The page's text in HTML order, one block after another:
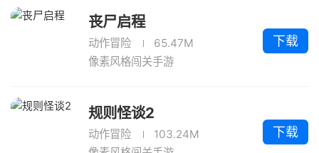
丧尸启程
动作冒险
65.47M
像素风格闯关手游
下载
规则怪谈2
动作冒险
103.24M
下载